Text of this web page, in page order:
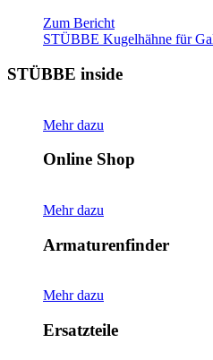
Zum Bericht
STÜBBE Kugelhähne für
STÜBBE inside
Mehr dazu
Online Shop
Mehr dazu
Armaturenfinder
Mehr dazu
Ersatzteile